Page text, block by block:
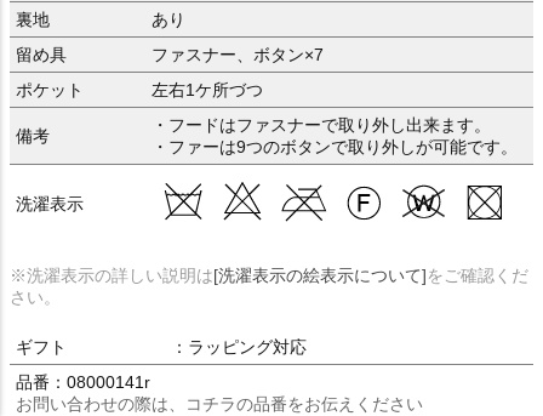
裏地
あり
留め具
ファスナー、ボタン×7
ポケット
左右1ケ所づつ
備考
・フードはファスナーで取り外し出来ます。
・ファーは9つのボタンで取り外しが可能です。
洗濯表示
※洗濯表示の詳しい説明は[洗濯表示の絵表示について]をご確認くだ
さい。
ギフト
：ラッピング対応
品番：08000141r
お問い合わせの際は、コチラの品番をお伝えください